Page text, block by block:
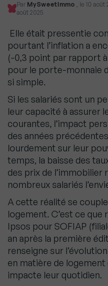
Par MySweetImmo , le 10 août
août 2025
Elle était pressentie
pourtant l’inflation a
(-0,3 point par rapport
pour le porte-monnaie
si simple.
Si les salariés sont un
leur capacité à assurer
courantes, l’impact
des années
lourdement sur leur
temps, la baisse des
des prix de l’immobilier
nombreux salariés
A cette réalité se
logement. C’est ce que
Ipsos pour SOFIAP
an après la première
renseigne sur
en matière de
impacte leur quotidien.